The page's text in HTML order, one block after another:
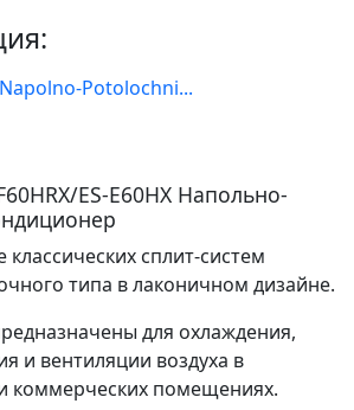
Potolochni...
ES-E60HX Напольно-
сплит-систем
типа в лаконичном дизайне.
для охлаждения,
и вентиляции воздуха в
помещениях.